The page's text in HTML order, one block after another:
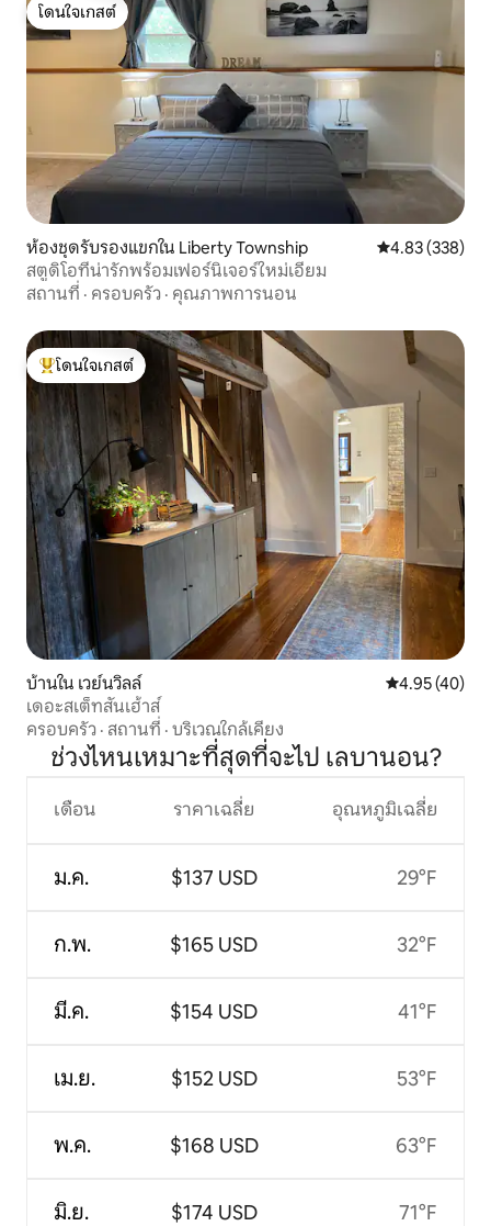
โดนใจเกสต์
โดนใจเกสต์
ห้องชุดรับรองแขกใน Liberty Township คะแนนเฉลี่ย
4.83 (338)
สตูดิโอที่น่ารักพร้อมเฟอร์นิเจอร์ใหม่เอี่ยม
สถานที่ · ครอบครัว · คุณภาพการนอน
โดนใจเกสต์ที่สุด
โดนใจเกสต์
บ้านใน เวย์นวิลล์ คะแนนเฉลี่ย
4.95 (40)
เดอะสเต็ทสันเฮ้าส์
ครอบครัว · สถานที่ · บริเวณใกล้เคียง
ช่วงไหนเหมาะที่สุดที่จะไป เลบานอน?
เดือน
ม.ค.
ก.พ.
มี.ค.
เม.ย.
พ.ค.
มิ.ย.
ราคาเฉลี่ย
$137 USD
$165 USD
$154 USD
$152 USD
$168 USD
$174 USD
อุณหภูมิเฉลี่ย
29°F
32°F
41°F
53°F
63°F
71°F